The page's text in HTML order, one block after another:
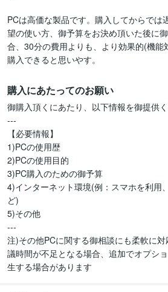
PCは高価な製品です。購入してからでは
望の使い方、御予算をお決め頂いた後に
合、30分の費用よりも、より効果的(機能
購入できると思いやす。
購入にあたってのお願い
御購入頂くにあたり、以下情報を御提供く
---
【必要情報】
1)PCの使用歴
2)PCの使用目的
3)PC購入のための御予算
4)インターネット環境(例：スマホを利
ど)
5)その他
---
注)その他PCに関する御相談にも柔軟に
議時間が不足となる場合、追加でオプシ
生する場合があります